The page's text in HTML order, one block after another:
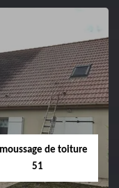
de toiture
51